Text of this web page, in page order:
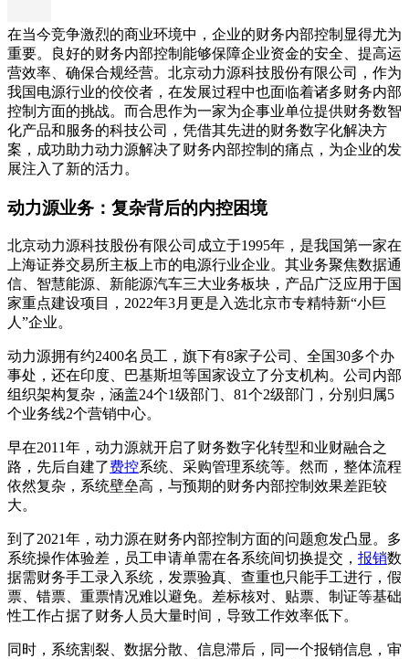
在当今竞争激烈的商业环境中，企业的财务内部控制显得尤为
重要。良好的财务内部控制能够保障企业资金的安全、提高运
营效率、确保合规经营。北京动力源科技股份有限公司，作为
我国电源行业的佼佼者，在发展过程中也面临着诸多财务内部
控制方面的挑战。而合思作为一家为企事业单位提供财务数智
化产品和服务的科技公司，凭借其先进的财务数字化解决方
案，成功助力动力源解决了财务内部控制的痛点，为企业的发
展注入了新的活力。
动力源业务：复杂背后的内控困境
北京动力源科技股份有限公司成立于1995年，是我国第一家在
上海证券交易所主板上市的电源行业企业。其业务聚焦数据通
信、智慧能源、新能源汽车三大业务板块，产品广泛应用于国
家重点建设项目，2022年3月更是入选北京市专精特新“小巨
人”企业。
动力源拥有约2400名员工，旗下有8家子公司、全国30多个办
事处，还在印度、巴基斯坦等国家设立了分支机构。公司内部
组织架构复杂，涵盖24个1级部门、81个2级部门，分别归属5
个业务线2个营销中心。
早在2011年，动力源就开启了财务数字化转型和业财融合之
路，先后自建了费控系统、采购管理系统等。然而，整体流程
依然复杂，系统壁垒高，与预期的财务内部控制效果差距较
大。
到了2021年，动力源在财务内部控制方面的问题愈发凸显。多
系统操作体验差，员工申请单需在各系统间切换提交， 报销数
据需财务手工录入系统，发票验真、查重也只能手工进行，假
票、错票、重票情况难以避免。差标核对、贴票、制证等基础
性工作占据了财务人员大量时间，导致工作效率低下。
同时，系统割裂、数据分散、信息滞后，同一个报销信息，审